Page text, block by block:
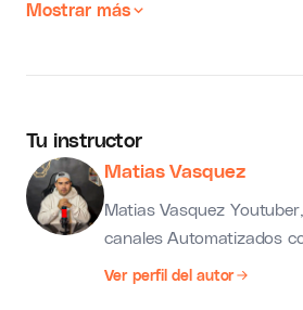
Mostrar más
Tu instructor
Matias Vasquez
Matias Vasquez
canales Automatizados
Ver perfil del autor